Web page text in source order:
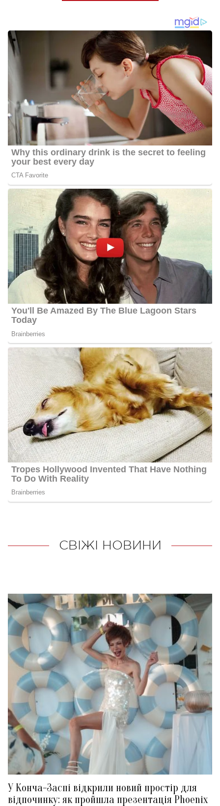
СВІЖІ НОВИНИ
У Конча-Заспі відкрили новий простір для
відпочинку: як пройшла презентація Phoenix